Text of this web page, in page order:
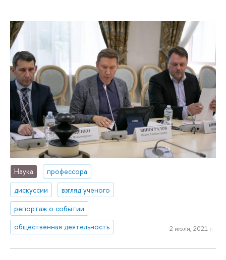
Наука
профессора
дискуссии
взгляд ученого
репортаж о событии
общественная деятельность
2 июля, 2021 г.